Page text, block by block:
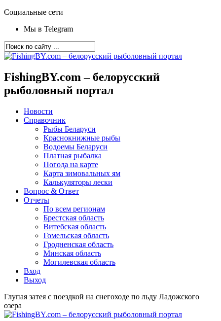
Социальные сети
Мы в Telegram
FishingBY.com – белорусский
рыболовный портал
Новости
Справочник
Рыбы Беларуси
Краснокнижные рыбы
Водоемы Беларуси
Платная рыбалка
Погода на карте
Карта зимовальных ям
Калькуляторы лески
Вопрос & Ответ
Отчеты
По всем регионам
Брестская область
Витебская область
Гомельская область
Гродненская область
Минская область
Могилевская область
Вход
Выход
Глупая затея с поездкой на снегоходе по льду Ладожского
озера